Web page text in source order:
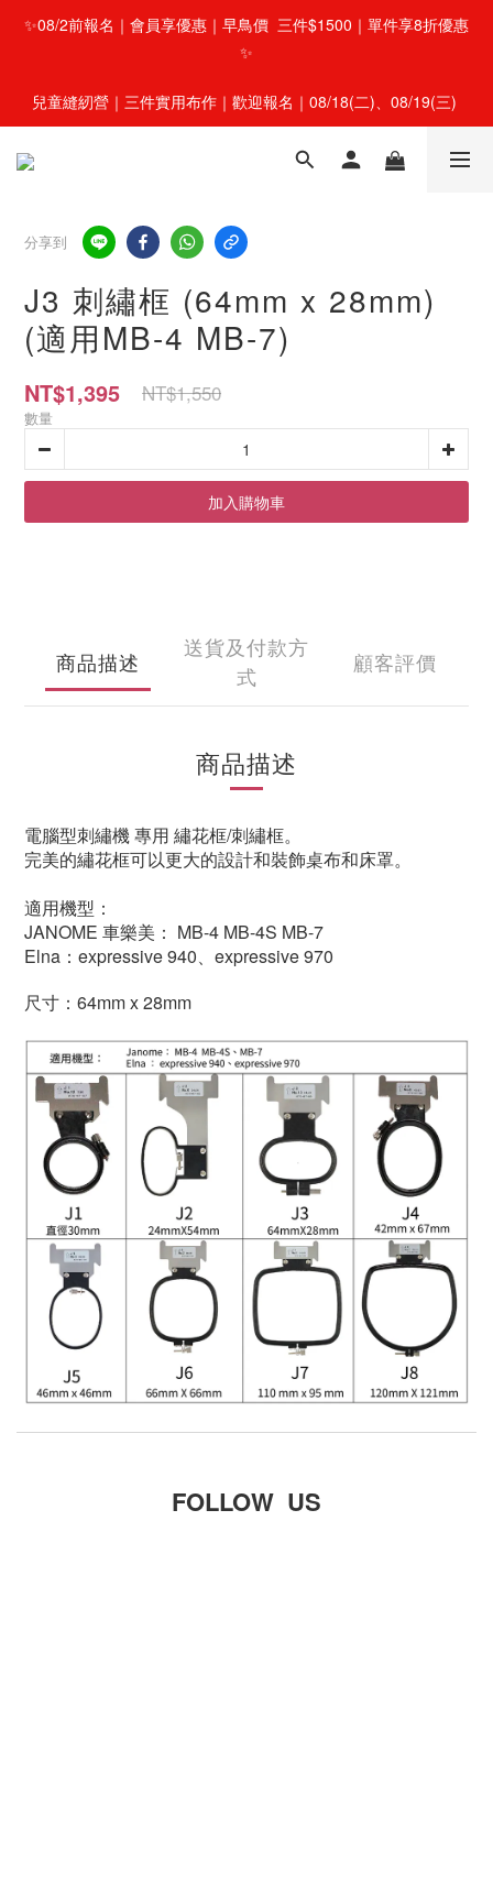
✨08/2前報名｜會員享優惠｜早鳥價  三件$1500｜單件享8折優惠
✨
兒童縫紉營｜三件實用布作｜歡迎報名｜08/18(二)、08/19(三)
分享到
J3 刺繡框 (64mm x 28mm)
(適用MB-4 MB-7)
NT$1,395 NT$1,550
數量
加入購物車
商品描述
送貨及付款方
式
顧客評價
商品描述
電腦型刺繡機 專用 繡花框/刺繡框。
完美的繡花框可以更大的設計和裝飾桌布和床罩。
適用機型：
JANOME 車樂美： MB-4 MB-4S MB-7
Elna：expressive 940、expressive 970
尺寸：64mm x 28mm
FOLLOW US